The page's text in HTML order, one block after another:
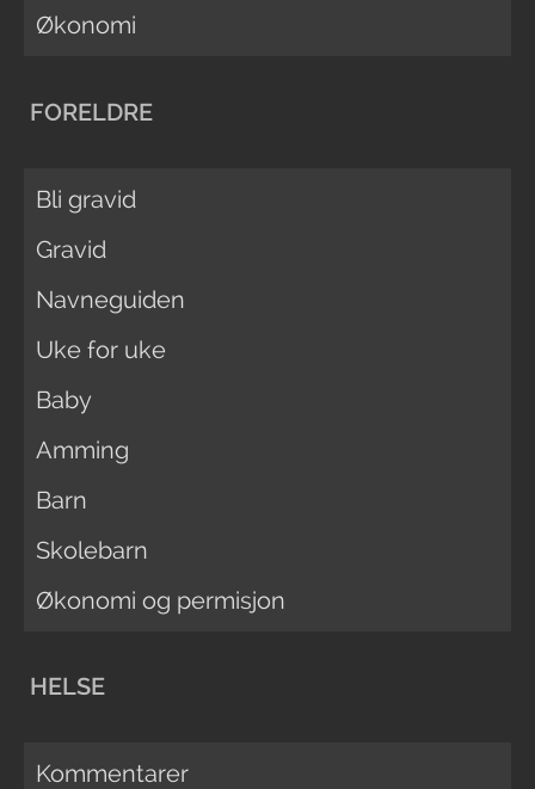
Økonomi
FORELDRE
Bli gravid
Gravid
Navneguiden
Uke for uke
Baby
Amming
Barn
Skolebarn
Økonomi og permisjon
HELSE
Kommentarer